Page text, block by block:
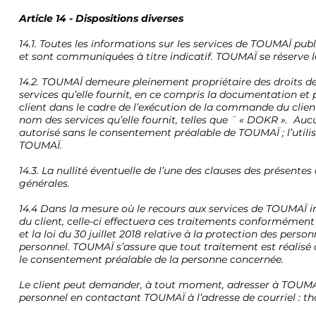
Article 14 - Dispositions diverses
14.1. Toutes les informations sur les services de TOUMAÏ
et sont communiquées à titre indicatif. TOUMAÏ se réserve
14.2. TOUMAÏ demeure pleinement propriétaire des droits
services qu’elle fournit, en ce compris la documentation
client dans le cadre de l’exécution de la commande du
nom des services qu’elle fournit, telles que ¨ « DOKR ».
autorisé sans le consentement préalable de TOUMAÏ ;
TOUMAÏ.
14.3. La nullité éventuelle de l’une des clauses des
générales.
14.4 Dans la mesure où le recours aux services de
du client, celle-ci effectuera ces traitements
et la loi du 30 juillet 2018 relative à la protection des
personnel. TOUMAÏ s’assure que tout traitement est
le consentement préalable de la personne concernée.
Le client peut demander, à tout moment, adresser à
personnel en contactant TOUMAÏ à l’adresse de courriel :